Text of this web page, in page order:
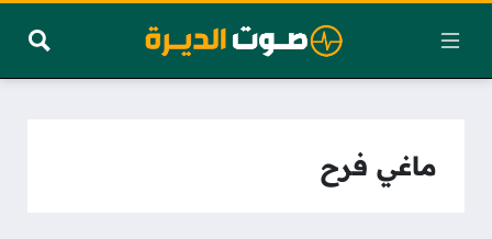
ماغي فرح